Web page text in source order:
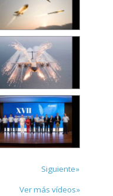
Siguiente»
Ver más vídeos»